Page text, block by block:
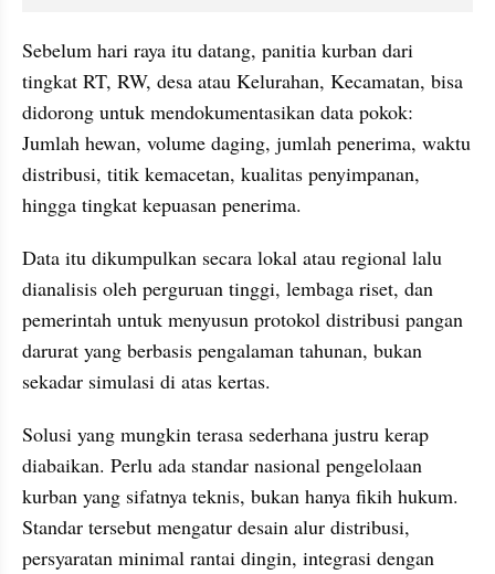
Sebelum hari raya itu datang, panitia kurban dari
tingkat RT, RW, desa atau Kelurahan, Kecamatan, bisa
didorong untuk mendokumentasikan data pokok:
Jumlah hewan, volume daging, jumlah penerima, waktu
distribusi, titik kemacetan, kualitas penyimpanan,
hingga tingkat kepuasan penerima.
Data itu dikumpulkan secara lokal atau regional lalu
dianalisis oleh perguruan tinggi, lembaga riset, dan
pemerintah untuk menyusun protokol distribusi pangan
darurat yang berbasis pengalaman tahunan, bukan
sekadar simulasi di atas kertas.
Solusi yang mungkin terasa sederhana justru kerap
diabaikan. Perlu ada standar nasional pengelolaan
kurban yang sifatnya teknis, bukan hanya fikih hukum.
Standar tersebut mengatur desain alur distribusi,
persyaratan minimal rantai dingin, integrasi dengan